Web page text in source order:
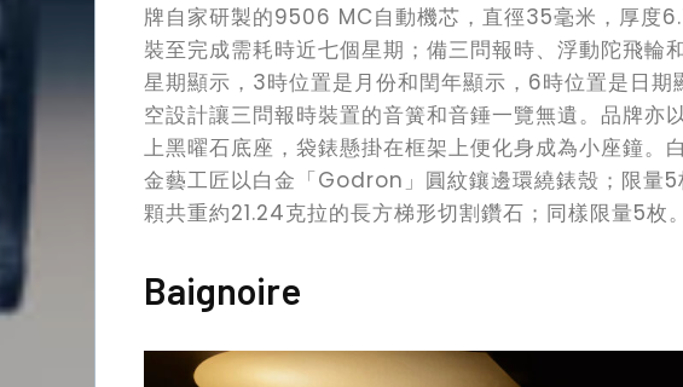
牌自家研製的9506 MC自動機芯，直徑35毫米，厚度
裝至完成需耗時近七個星期；備三問報時、浮動陀飛輪
星期顯示，3時位置是月份和閏年顯示，6時位置是日
空設計讓三問報時裝置的音簧和音錘一覽無遺。品牌亦
上黑曜石底座，袋錶懸掛在框架上便化身成為小座鐘。
金藝工匠以白金「Godron」圓紋鑲邊環繞錶殼；限量
顆共重約21.24克拉的長方梯形切割鑽石；同樣限量5枚。
Baignoire